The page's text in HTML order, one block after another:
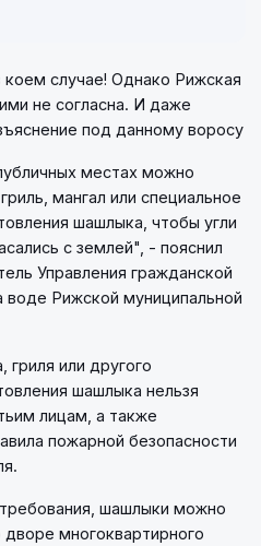
случае! Однако Рижская
не согласна. И даже
под данному воросу
местах можно
мангал или специальное
шашлыка, чтобы угли
с землей", - пояснил
Управления гражданской
воде Рижской муниципальной
гриля или другого
шашлыка нельзя
лицам, а также
пожарной безопасности
шашлыки можно
многоквартирного